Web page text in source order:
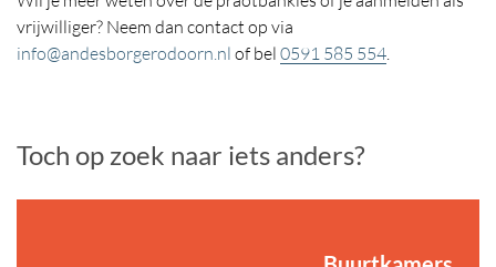
vrijwilliger? Neem dan contact op via
info@andesborgerodoorn.nl of bel 0591 585 554
Toch op zoek naar iets anders?